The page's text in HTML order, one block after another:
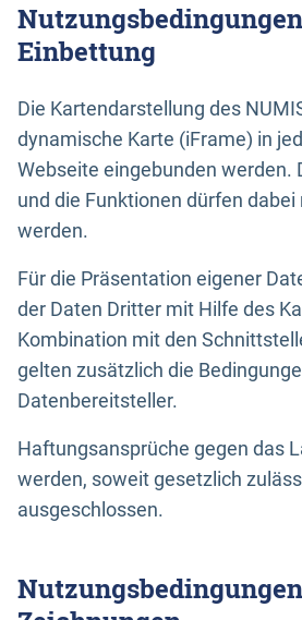
Einbettung
Die Kartendarstellung des
dynamische Karte (iFrame) in
Webseite eingebunden werden.
und die Funktionen dürfen
werden.
Für die Präsentation eigener
der Daten Dritter mit Hilfe des
Kombination mit den
gelten zusätzlich die
Datenbereitsteller.
Haftungsansprüche gegen das
werden, soweit gesetzlich
ausgeschlossen.